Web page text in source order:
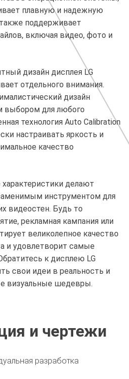
плавную и надежную
поддерживает
включая видео, фото и
дизайн дисплея LG
отдельного внимания.
дизайн
выбором для любого
технология Auto Calibration
настраивать яркость и
качество
делают
инструментом для
видеостен. Будь то
рекламная кампания или
великолепное качество
и удовлетворит самые
к дисплею LG
свои идеи в реальность и
визуальные шедевры.
и чертежи
разработка